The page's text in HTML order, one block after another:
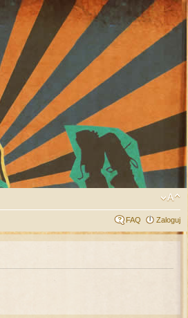
FAQ Zaloguj